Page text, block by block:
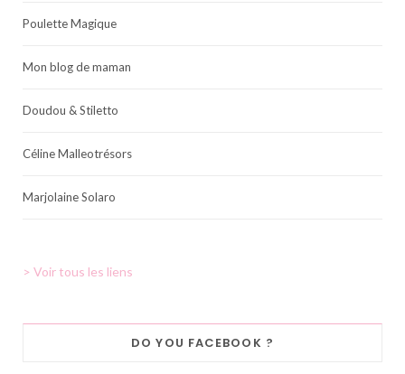
Poulette Magique
Mon blog de maman
Doudou & Stiletto
Céline Malleotrésors
Marjolaine Solaro
> Voir tous les liens
DO YOU FACEBOOK ?